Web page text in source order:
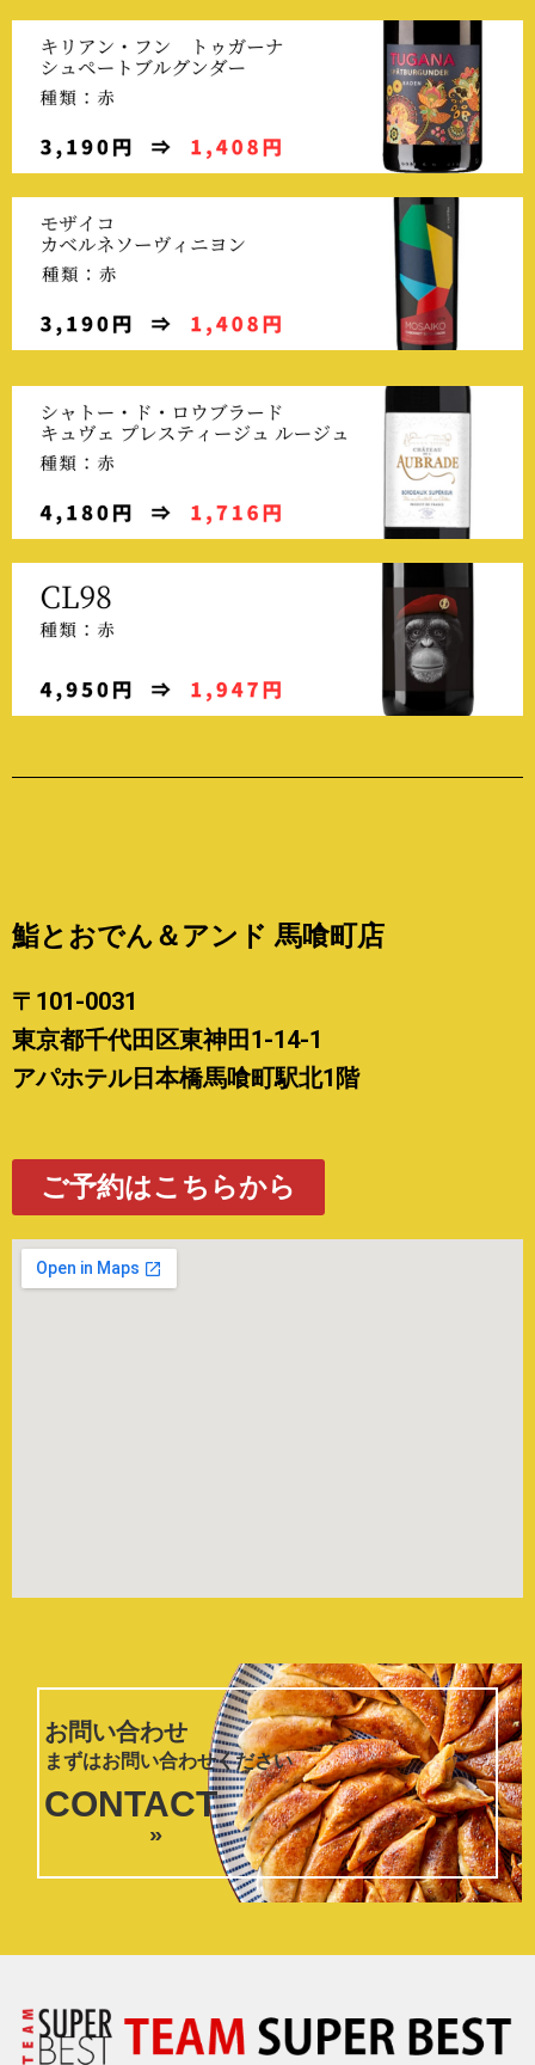
鮨とおでん＆アンド 馬喰町店
〒101-0031
東京都千代田区東神田1-14-1
アパホテル日本橋馬喰町駅北1階
ご予約はこちらから
お問い合わせ
まずはお問い合わせください
CONTACT
»